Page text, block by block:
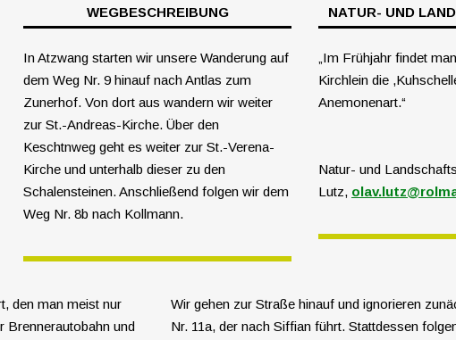
WEGBESCHREIBUNG
In Atzwang starten wir unsere Wanderung auf
dem Weg Nr. 9 hinauf nach Antlas zum
Zunerhof. Von dort aus wandern wir weiter
zur St.-Andreas-Kirche. Über den
Keschtnweg geht es weiter zur St.-Verena-
Kirche und unterhalb dieser zu den
Schalensteinen. Anschließend folgen wir dem
Weg Nr. 8b nach Kollmann.
NATUR- UND
„Im Frühjahr findet
Kirchlein die
Anemonenart.“
Natur- und
Lutz,
den man meist nur
Brennerautobahn und
Wir gehen zur Straße hinauf und ignorieren
Nr. 11a, der nach Siffian führt. Stattdessen